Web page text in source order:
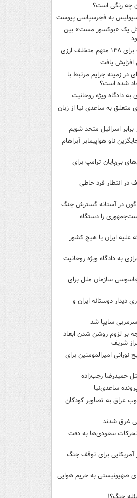
چه رنگی است؟
به فجرسپاسی پیوست
مثل یک «بوکسور مست» بین
ارزی
افزایش یافت
در زمینه جرایم مرتبط با
شده است؟
به دادگاه ویژه روحانیت
به ساعدی نیا از زبان
برابر اسرائیل متحد شویم
ناو هواپیمابر آبراهام
بی‌پایان ترامپ برای
در انتظار فرد خاطی
در آستانه گسترش جنگ
را دستگاه
علیه ایران یا هیچ کشور
به دادگاه ویژه روحانیت
سازمان ملل برای
دیدار دوستانه ایران و
سایپا شد
بر لزوم روشن شدن ابعاد
شریف
امیرالمومنین برای
حمیدرضا رجب‌زاده
ساعدی‌نیا
عراق به تصاویر کودکان
غرق شدند
سعودی‌ها به دقت
سناتور آمریکایی برای توقف جنگ
صهیونیستی به حریم هوایی